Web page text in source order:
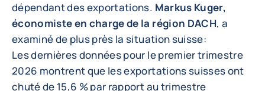
dépendant des exportations. Markus Kuger,
économiste en charge de la région DACH, a
examiné de plus près la situation suisse:
Les dernières données pour le premier trimestre
2026 montrent que les exportations suisses ont
chuté de 15,6 % par rapport au trimestre